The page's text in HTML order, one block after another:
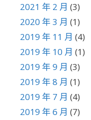
2021 年 2 月 (3)
2020 年 3 月 (1)
2019 年 11 月 (4)
2019 年 10 月 (1)
2019 年 9 月 (3)
2019 年 8 月 (1)
2019 年 7 月 (4)
2019 年 6 月 (7)